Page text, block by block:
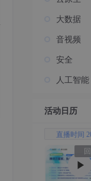
大数据
音视频
安全
人工智能
活动日历
直播时间